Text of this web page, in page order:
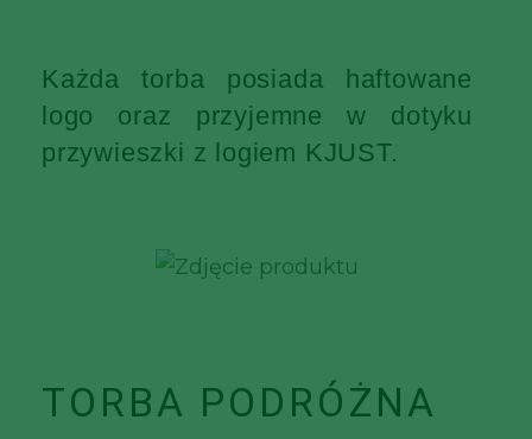
Każda torba posiada haftowane
logo oraz przyjemne w dotyku
przywieszki z logiem KJUST.
TORBA PODRÓŻNA